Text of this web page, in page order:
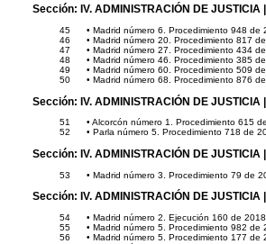
Sección: IV. ADMINISTRACIÓN DE JUSTICIA
45
• Madrid número 6. Procedimiento 948
46
• Madrid número 20. Procedimiento 817
47
• Madrid número 27. Procedimiento 434
48
• Madrid número 46. Procedimiento 385
49
• Madrid número 60. Procedimiento 509
50
• Madrid número 68. Procedimiento 876
Sección: IV. ADMINISTRACIÓN DE JUSTICIA
51
• Alcorcón número 1. Procedimiento 615
52
• Parla número 5. Procedimiento 718 de
Sección: IV. ADMINISTRACIÓN DE JUSTICIA
53 • Madrid número 3. Procedimiento 79 de
Sección: IV. ADMINISTRACIÓN DE JUSTICIA
54
• Madrid número 2. Ejecución 160 de
55
• Madrid número 5. Procedimiento 982
56
• Madrid número 5. Procedimiento 177 de